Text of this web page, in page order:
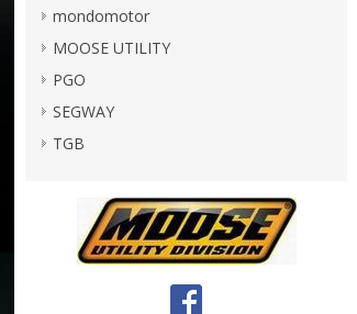
mondomotor
MOOSE UTILITY
PGO
SEGWAY
TGB